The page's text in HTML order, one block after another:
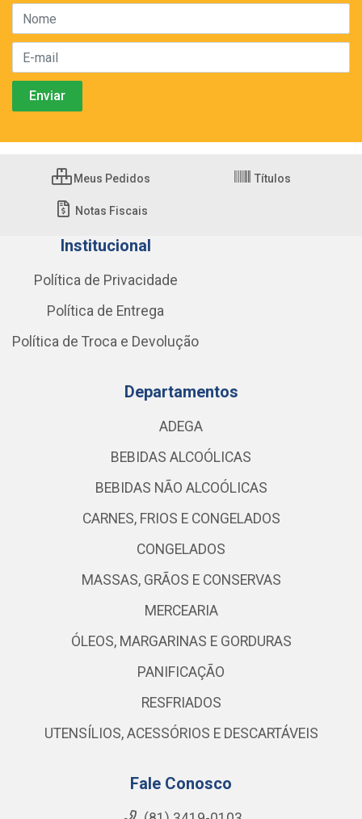
Meus Pedidos Títulos
Notas Fiscais
Institucional
Política de Privacidade
Política de Entrega
Política de Troca e Devolução
Departamentos
ADEGA
BEBIDAS ALCOÓLICAS
BEBIDAS NÃO ALCOÓLICAS
CARNES, FRIOS E CONGELADOS
CONGELADOS
MASSAS, GRÃOS E CONSERVAS
MERCEARIA
ÓLEOS, MARGARINAS E GORDURAS
PANIFICAÇÃO
RESFRIADOS
UTENSÍLIOS, ACESSÓRIOS E DESCARTÁVEIS
Fale Conosco